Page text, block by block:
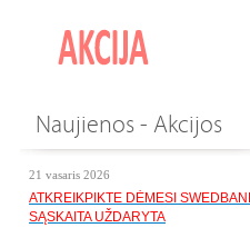
Naujienos - Akcijos
21 vasaris 2026
ATKREIKPIKTE DĖMESI
SĄSKAITA UŽDARYTA